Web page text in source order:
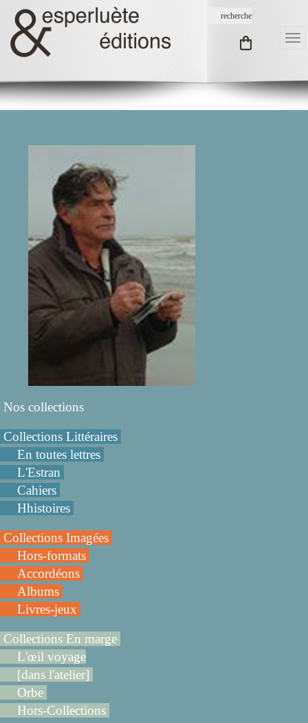
Nos collections
Collections Littéraires
En toutes lettres
L'Estran
Cahiers
Hhistoires
Collections Imagées
Hors-formats
Accordéons
Albums
Livres-jeux
Collections En marge
L'œil voyage
[dans l'atelier]
Orbe
Hors-Collections